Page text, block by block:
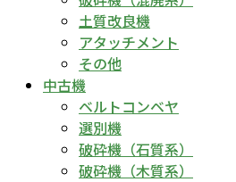
土質改良機
アタッチメント
その他
中古機
ベルトコンベヤ
選別機
破砕機（石質系）
破砕機（木質系）